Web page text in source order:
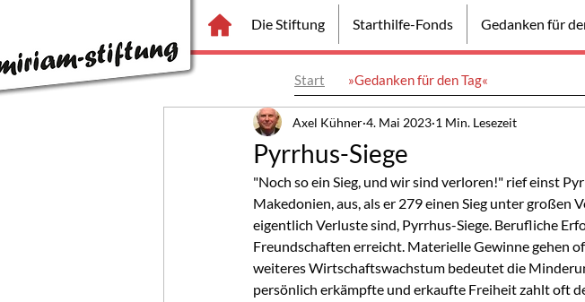
Die Stiftung Starthilfe-Fonds Gedanken für
Start »Gedanken für den Tag«
Pyrrhus-Siege
Axel Kühner 4. Mai 2023 1 Min. Lesezeit
"Noch so ein Sieg, und wir sind verloren!" rief einst
Makedonien, aus, als er 279 einen Sieg unter großen
eigentlich Verluste sind, Pyrrhus-Siege. Berufliche
Freundschaften erreicht. Materielle Gewinne gehen
weiteres Wirtschaftswachstum bedeutet die
persönlich erkämpfte und erkaufte Freiheit zahlt oft